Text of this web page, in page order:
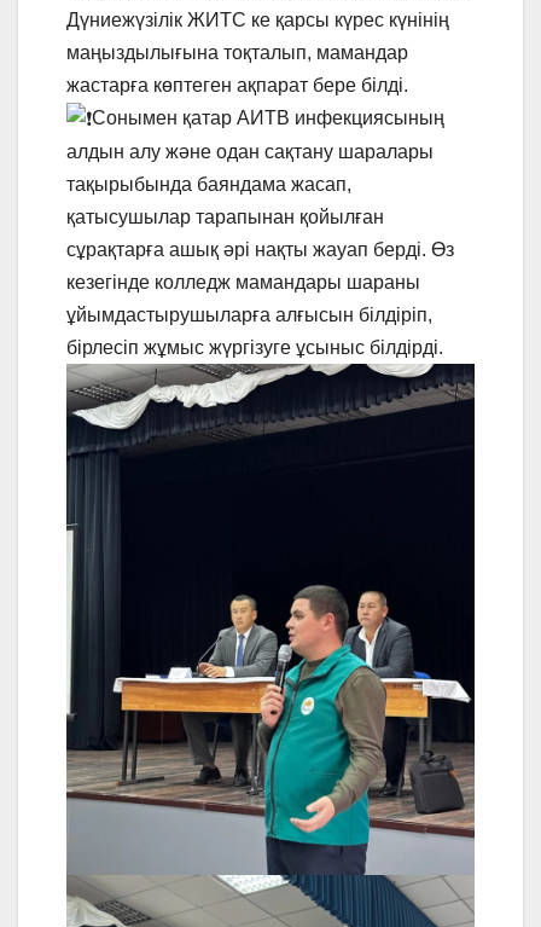
Дүниежүзілік ЖИТС ке қарсы күрес күнінің
маңыздылығына тоқталып, мамандар
жастарға көптеген ақпарат бере білді.
Сонымен қатар АИТВ инфекциясының
алдын алу және одан сақтану шаралары
тақырыбында баяндама жасап,
қатысушылар тарапынан қойылған
сұрақтарға ашық әрі нақты жауап берді. Өз
кезегінде колледж мамандары шараны
ұйымдастырушыларға алғысын білдіріп,
бірлесіп жұмыс жүргізуге ұсыныс білдірді.